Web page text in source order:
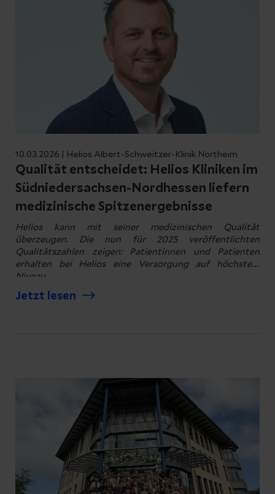
10.03.2026 | Helios Albert-Schweitzer-Klinik Northeim
Qualität entscheidet: Helios Kliniken im
Südniedersachsen-Nordhessen liefern
medizinische Spitzenergebnisse
Helios kann mit seiner medizinischen Qualität
überzeugen. Die nun für 2025 veröffentlichten
Qualitätszahlen zeigen: Patientinnen und Patienten
erhalten bei Helios eine Versorgung auf höchstem
Niveau.
Jetzt lesen